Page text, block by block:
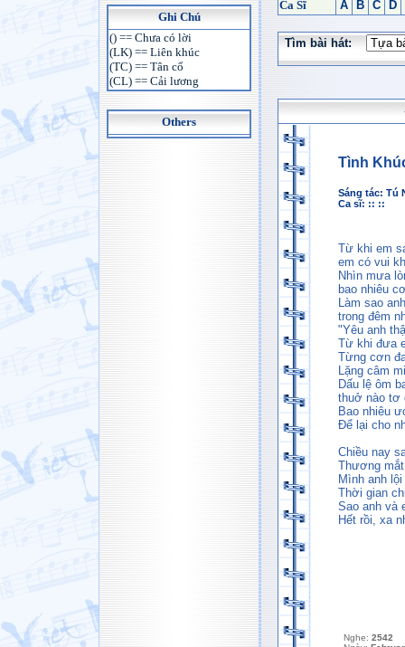
Ghi Chú
() == Chưa có lời
(LK) == Liên khúc
(TC) == Tân cổ
(CL) == Cải lương
Others
Ca Sĩ
A B C D
Tìm bài hát:
Tình
Sáng tác: Tú
Ca sĩ: :: ::
Từ khi em
em có vui
Nhìn mưa
bao nhiêu
Làm sao
trong đêm
"Yêu anh
Từ khi đưa
Từng cơn
Lặng câm
Dấu lệ ôm
thuở nào tơ
Bao nhiêu
Để lại cho
Chiều nay
Thương
Mình anh
Thời gian
Sao anh và
Hết rồi, xa
Nghe: 2542